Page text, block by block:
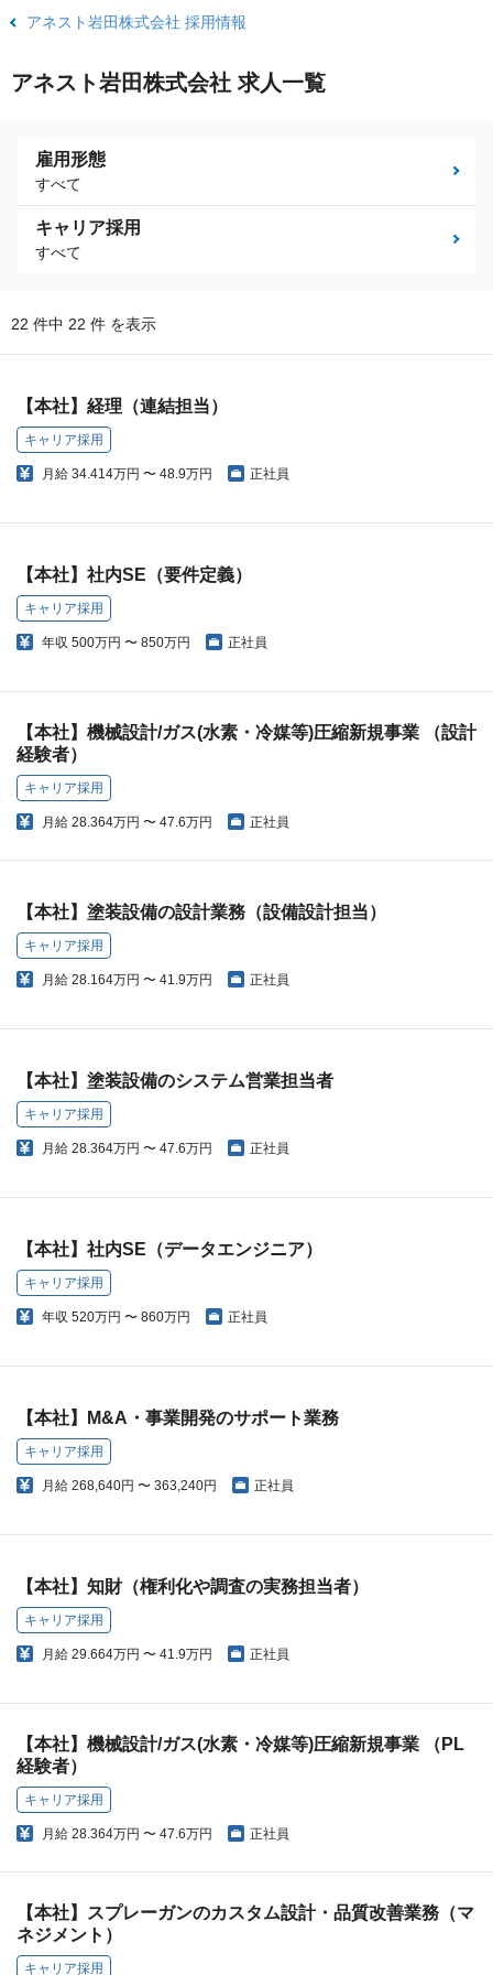
アネスト岩田株式会社 採用情報
アネスト岩田株式会社 求人一覧
雇用形態
すべて
キャリア採用
すべて
22 件中 22 件 を表示
【本社】経理（連結担当）
キャリア採用
月給 34.414万円 〜 48.9万円 正社員
【本社】社内SE（要件定義）
キャリア採用
年収 500万円 〜 850万円 正社員
【本社】機械設計/ガス(水素・冷媒等)圧縮新規事業 （設計
経験者）
キャリア採用
月給 28.364万円 〜 47.6万円 正社員
【本社】塗装設備の設計業務（設備設計担当）
キャリア採用
月給 28.164万円 〜 41.9万円 正社員
【本社】塗装設備のシステム営業担当者
キャリア採用
月給 28.364万円 〜 47.6万円 正社員
【本社】社内SE（データエンジニア）
キャリア採用
年収 520万円 〜 860万円 正社員
【本社】M&A・事業開発のサポート業務
キャリア採用
月給 268,640円 〜 363,240円 正社員
【本社】知財（権利化や調査の実務担当者）
キャリア採用
月給 29.664万円 〜 41.9万円 正社員
【本社】機械設計/ガス(水素・冷媒等)圧縮新規事業 （PL
経験者）
キャリア採用
月給 28.364万円 〜 47.6万円 正社員
【本社】スプレーガンのカスタム設計・品質改善業務（マ
ネジメント）
キャリア採用